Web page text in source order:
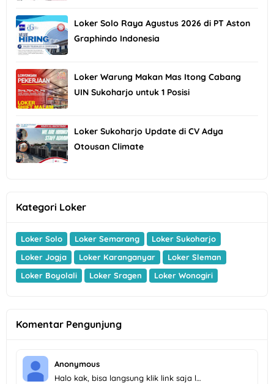
Loker Solo Raya Agustus 2026 di PT Aston
Graphindo Indonesia
Loker Warung Makan Mas Itong Cabang
UIN Sukoharjo untuk 1 Posisi
Loker Sukoharjo Update di CV Adya
Otousan Climate
Kategori Loker
Loker Solo Loker Semarang
Loker Sukoharjo
Loker Jogja
Loker Karanganyar
Loker Sleman
Loker Boyolali
Loker Sragen Loker Wonogiri
Komentar Pengunjung
Anonymous
Halo kak, bisa langsung klik link saja l…